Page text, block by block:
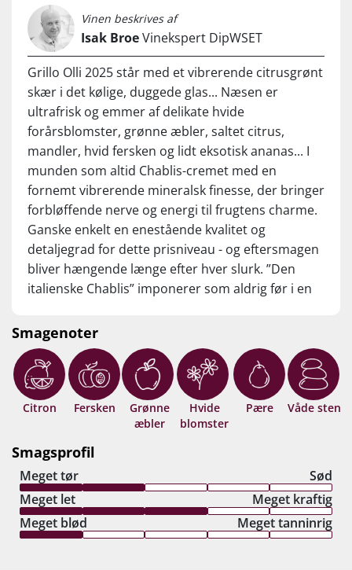
mest populære italienske hvidvin, der med Supervins Unikke
Garanti vil begejstre både nye og gamle fans med i den
dugfriske årgang 2025!
En ekstremt anvendelig hvidvin. Herlig på terrassen, men
lige så flot til appetizers, sommersalater samt fisk og skaldyr.
Et oplagt alternativ til Pinot Grigio og "træfri" Chardonnay.
Nydes ved 8-12°C.
Vinen beskrives af
Isak BroeVinekspert DipWSET
Grillo Olli 2025 står med et vibrerende citrusgrønt
skær i det kølige, duggede glas... Næsen er
ultrafrisk og emmer af delikate hvide
forårsblomster, grønne æbler, saltet citrus,
mandler, hvid fersken og lidt eksotisk ananas... I
munden som altid Chablis-cremet med en
fornemt vibrerende mineralsk finesse, der bringer
forbløffende nerve og energi til frugtens charme.
Ganske enkelt en enestående kvalitet og
detaljegrad for dette prisniveau - og eftersmagen
bliver hængende længe efter hver slurk. ”Den
italienske Chablis” imponerer som aldrig før i en
mens vi har flasker – og glæd dig! Drik nu, eller
gem 3-4 år fra høståret.
Smagenoter
Citron Fersken
Grønne
æbler
Hvide
blomster
Pære Våde sten
Smagsprofil
Meget tør
Sød
Meget let
Meget kraftig
Meget blød
Meget tanninrig